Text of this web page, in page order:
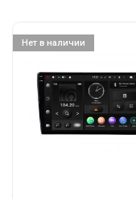
Нет в наличии